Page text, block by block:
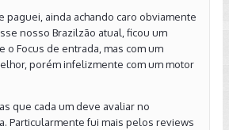
paguei, ainda achando caro obviamente
nosso Brazilzão atual, ficou um
o Focus de entrada, mas com um
porém infelizmente com um motor
que cada um deve avaliar no
Particularmente fui mais pelos reviews